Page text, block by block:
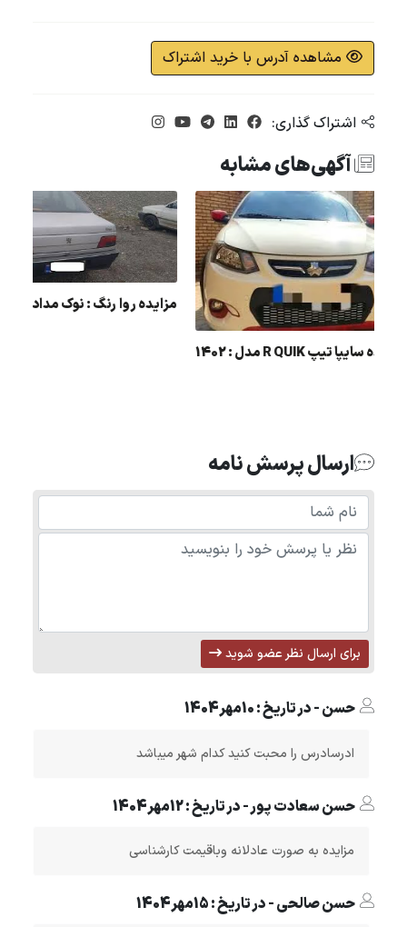
مشاهده آدرس با خرید اشتراک
اشتراک گذاری:
آگهی‌های مشابه
مزایده روا رنگ : نوک
مزایده سايپا تيپ R QUIK مدل : 1402
ارسال پرسش نامه
برای ارسال نظر عضو شوید
حسن - در تاریخ : 10مهر1404
ادرسادرس را محبت کنید کدام شهر میباشد
حسن سعادت پور - در تاریخ : 12مهر1404
مزایده به صورت عادلانه وباقیمت کارشناسی
حسن صالحی - در تاریخ : 15مهر1404